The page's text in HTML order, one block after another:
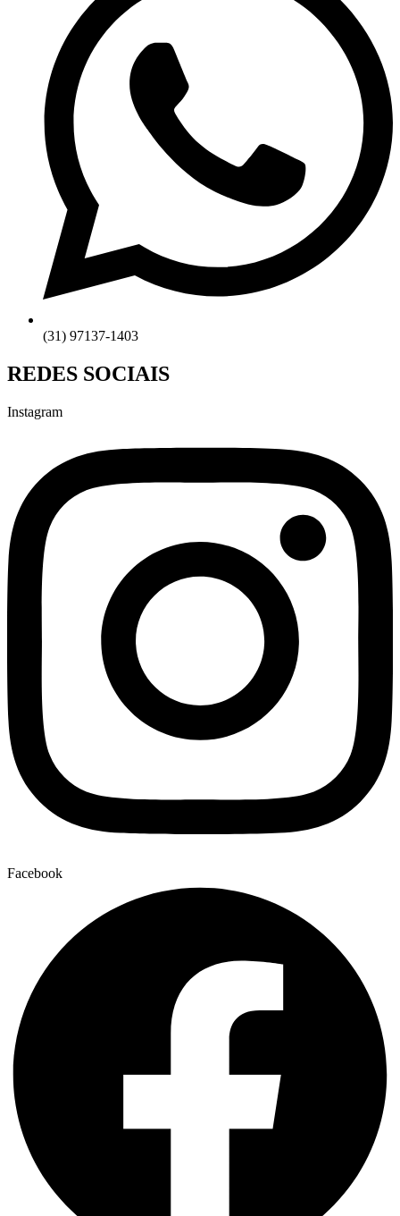
(31) 97137-1403
REDES SOCIAIS
Instagram
Facebook